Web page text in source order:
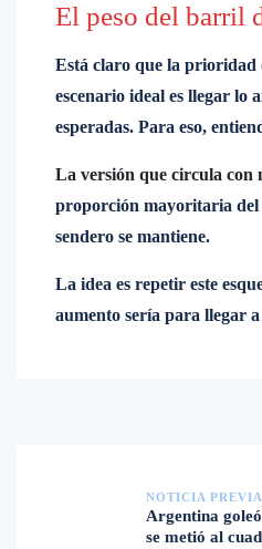
El peso del barril
Está claro que la prioridad
escenario ideal es llegar lo
esperadas. Para eso,
La versión que circula con
proporción mayoritaria del
sendero se mantiene.
La idea es repetir este
aumento sería para llegar
NOTICIA PREVIA
Argentina
se metió al